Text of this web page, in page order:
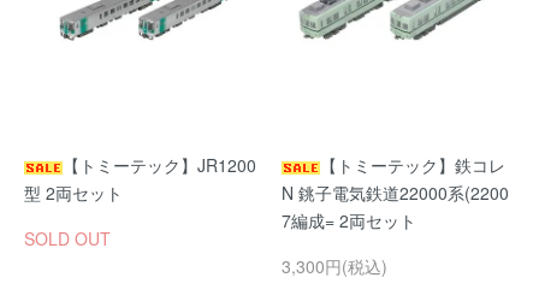
【トミーテック】JR1200
型 2両セット
SOLD OUT
【トミーテック】鉄コレ
N 銚子電気鉄道22000系(2200
7編成= 2両セット
3,300円(税込)